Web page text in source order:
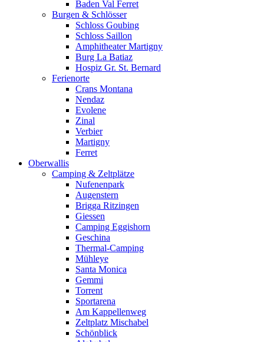
Baden Val Ferret
Burgen & Schlösser
Schloss Goubing
Schloss Saillon
Amphitheater Martigny
Burg La Batiaz
Hospiz Gr. St. Bernard
Ferienorte
Crans Montana
Nendaz
Evolene
Zinal
Verbier
Martigny
Ferret
Oberwallis
Camping & Zeltplätze
Nufenenpark
Augenstern
Brigga Ritzingen
Giessen
Camping Eggishorn
Geschina
Thermal-Camping
Mühleye
Santa Monica
Gemmi
Torrent
Sportarena
Am Kappellenweg
Zeltplatz Mischabel
Schönblick